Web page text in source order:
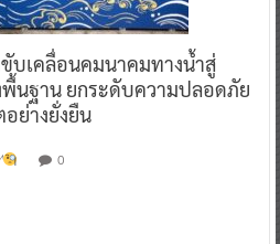
บเคลื่อนคมนาคมทางน้ำสู่
นฐาน ยกระดับความปลอดภัย
อย่างยั่งยืน
0